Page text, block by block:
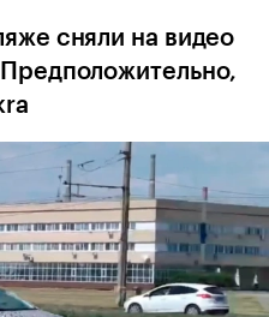
сняли на видео